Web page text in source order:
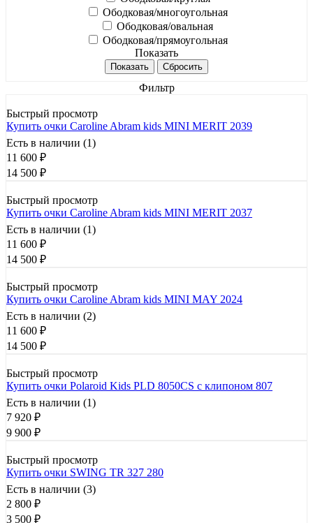
Ободковая/многоугольная
Ободковая/овальная
Ободковая/прямоугольная
Показать
Сбросить
Фильтр
Быстрый просмотр
Купить очки Caroline Abram kids MINI MERIT 2039
Есть в наличии (1)
11 600 ₽
14 500 ₽
Быстрый просмотр
Купить очки Caroline Abram kids MINI MERIT 2037
Есть в наличии (1)
11 600 ₽
14 500 ₽
Быстрый просмотр
Купить очки Caroline Abram kids MINI MAY 2024
Есть в наличии (2)
11 600 ₽
14 500 ₽
Быстрый просмотр
Купить очки Polaroid Kids PLD 8050CS с клипоном 807
Есть в наличии (1)
7 920 ₽
9 900 ₽
Быстрый просмотр
Купить очки SWING TR 327 280
Есть в наличии (3)
2 800 ₽
3 500 ₽